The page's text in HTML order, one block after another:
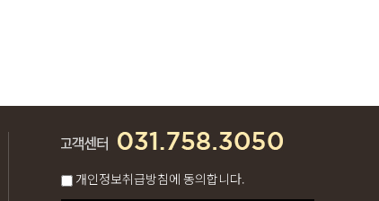
개인정보취급방침에 동의합니다.